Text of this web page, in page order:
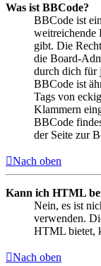
Was ist BBCode?
BBCode ist
weitreichende
gibt. Die
die Board-
durch dich für
BBCode ist
Tags von
Klammern
BBCode
der Seite zur
Nach oben
Kann ich HTML
Nein, es ist
verwenden.
HTML bietet,
Nach oben